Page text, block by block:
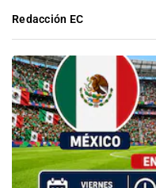
Redacción EC